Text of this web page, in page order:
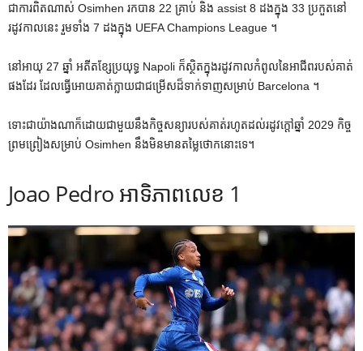
ជាការពិតណាស់ Osimhen រកបាន 22 គ្រាប់ និង assist 8 ដងក្នុង 33 ប្រកួតនៅ
រដូវកាលនេះ រួមទាំង 7 ដងក្នុង UEFA Champions League ។
នៅអាយុ 27 ឆ្នាំ អតីតខ្សែប្រយុទ្ធ Napoli ក៏ស្ថិតក្នុងរដូវកាលកំពូលនៃអាជីពរបស់គាត់
ផងដែរ ដែលធ្វើអោយគាត់ក្លាយជាជម្រើសដ៏ទាក់ទាញសម្រាប់ Barcelona ។
ទោះជាយ៉ាងណាក៏ដោយជាមួយនឹងកិច្ចសន្យារបស់គាត់រហូតដល់រដូវក្តៅឆ្នាំ 2029 កិច្ច
ព្រមព្រៀងសម្រាប់ Osimhen នឹងមិនមានតម្លៃថោកនោះទេ។
Joao Pedro អាទិភាពលេខ 1